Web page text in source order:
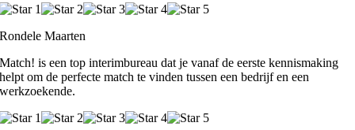
Rondele Maarten
Match! is een top interimbureau dat je vanaf de eerste kennismaking
helpt om de perfecte match te vinden tussen een bedrijf en een
werkzoekende.